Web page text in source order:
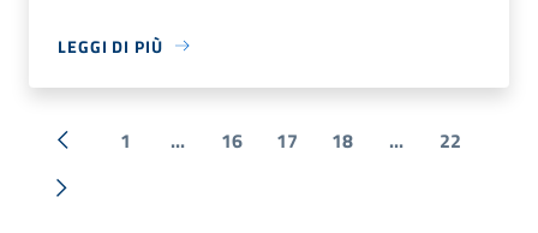
LEGGI DI PIÙ
« Precedente
1 ... 16 17 18 ... 22
Successiva »